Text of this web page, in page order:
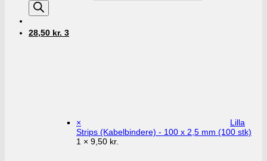
×
Lilla
Strips (Kabelbindere) - 100 x 2,5 mm (100 stk)
1 × 9,50 kr.
28,50 kr. 3